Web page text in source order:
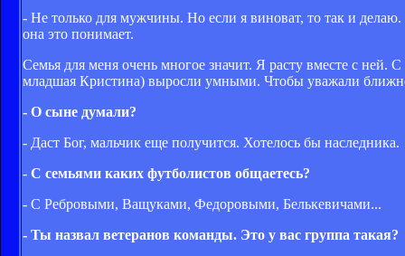
- Не только для мужчины. Но если я виноват, то так и делаю.
она это понимает.
Семья для меня очень многое значит. Я расту вместе с ней.
младшая Кристина) выросли умными. Чтобы уважали
- О сыне думали?
- Даст Бог, мальчик еще получится. Хотелось бы наследника.
- С семьями каких футболистов общаетесь?
- С Ребровыми, Ващуками, Федоровыми, Белькевичами...
- Ты назвал ветеранов команды. Это у вас группа такая?